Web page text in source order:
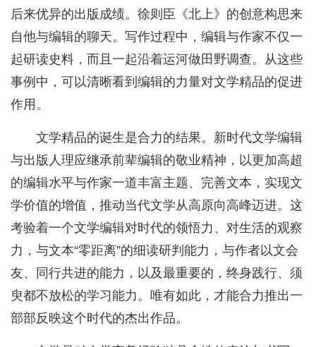
后来优异的出版成绩。徐则臣《北上》的创意构思来
自他与编辑的聊天。写作过程中，编辑与作家不仅一
起研读史料，而且一起沿着运河做田野调查。从这些
事例中，可以清晰看到编辑的力量对文学精品的促进
作用。
文学精品的诞生是合力的结果。新时代文学编辑
与出版人理应继承前辈编辑的敬业精神，以更加高超
的编辑水平与作家一道丰富主题、完善文本，实现文
学价值的增值，推动当代文学从高原向高峰迈进。这
考验着一个文学编辑对时代的领悟力、对生活的观察
力，与文本“零距离”的细读研判能力，与作者以文会
友、同行共进的能力，以及最重要的，终身践行、须
臾都不放松的学习能力。唯有如此，才能合力推出一
部部反映这个时代的杰出作品。